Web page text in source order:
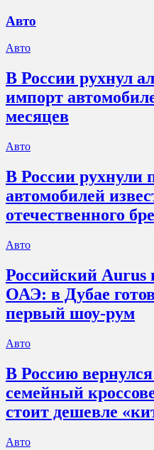
Авто
Авто
В России рухнул
импорт
месяцев
Авто
В России рухнули
автомобилей
отечественного
Авто
Российский
ОАЭ: в Дубае
первый шоу-рум
Авто
В Россию
семейный
стоит дешевле
Авто